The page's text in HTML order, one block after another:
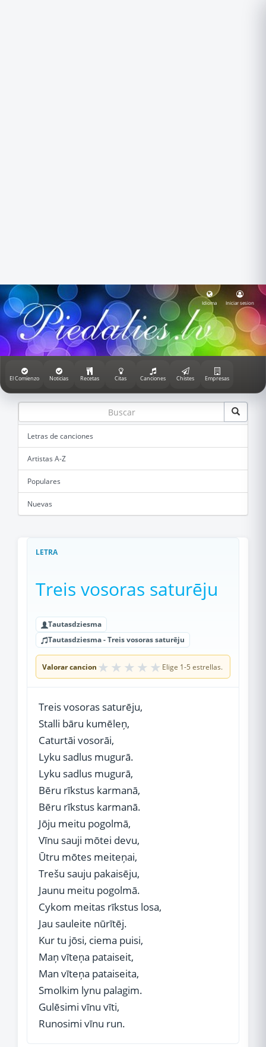
Idioma Iniciar sesion
El Comienzo Noticias Recetas Citas Canciones Chistes Empresas
Letras de canciones
Artistas A-Z
Populares
Nuevas
LETRA
Treis vosoras saturēju
Tautasdziesma
Tautasdziesma - Treis vosoras saturēju
Valorar cancion ★ ★ ★ ★ ★ Elige 1-5 estrellas.
Treis vosoras saturēju,
Stalli bāru kumēleņ,
Caturtāi vosorāi,
Lyku sadlus mugurā.
Lyku sadlus mugurā,
Bēru rīkstus karmanā,
Bēru rīkstus karmanā.
Jōju meitu pogolmā,
Vīnu sauji mōtei devu,
Ūtru mōtes meiteņai,
Trešu sauju pakaisēju,
Jaunu meitu pogolmā.
Cykom meitas rīkstus losa,
Jau sauleite nūrītēj.
Kur tu jōsi, ciema puisi,
Maņ vīteņa pataiseit,
Man vīteņa pataiseita,
Smolkim lynu palagim.
Gulēsimi vīnu vīti,
Runosimi vīnu run.